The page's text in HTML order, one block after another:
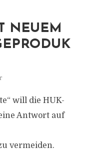
NEUEM
will die HUK-
Antwort auf
vermeiden.